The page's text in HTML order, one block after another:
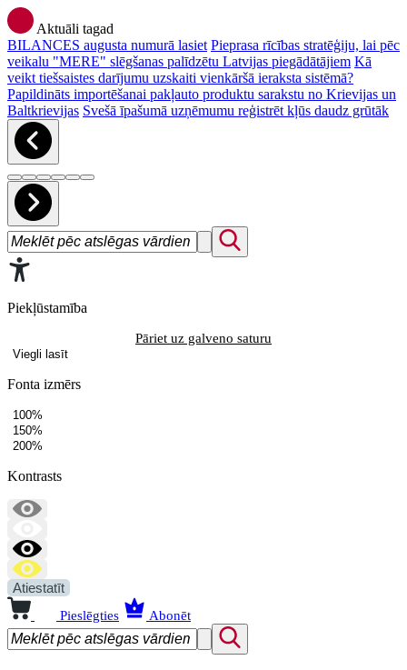
Aktuāli tagad
BILANCES augusta numurā lasiet Pieprasa rīcības stratēģiju, lai pēc
veikalu "MERE" slēgšanas palīdzētu Latvijas piegādātājiem Kā
veikt tiešsaistes darījumu uzskaiti vienkāršā ieraksta sistēmā?
Papildināts importēšanai pakļauto produktu sarakstu no Krievijas un
Baltkrievijas Svešā īpašumā uzņēmumu reģistrēt kļūs daudz grūtāk
Piekļūstamība
Pāriet uz galveno saturu
Viegli lasīt
Fonta izmērs
100%
150%
200%
Kontrasts
Atiestatīt
Pieslēgties Abonēt